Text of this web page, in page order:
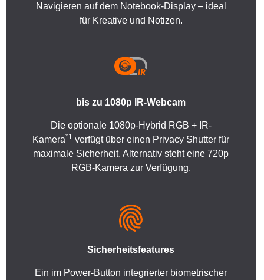
Navigieren auf dem Notebook-Display – ideal
für Kreative und Notizen.
bis zu 1080p IR-Webcam
Die optionale 1080p-Hybrid RGB + IR-
Kamera*1 verfügt über einen Privacy Shutter für
maximale Sicherheit. Alternativ steht eine 720p
RGB-Kamera zur Verfügung.
Sicherheitsfeatures
Ein im Power-Button integrierter biometrischer